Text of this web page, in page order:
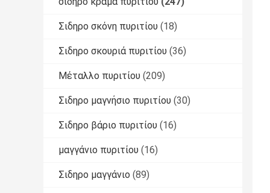
Σιδηρο σκόνη πυριτίου (18)
Σιδηρο σκουριά πυριτίου (36)
Μέταλλο πυριτίου (209)
Σιδηρο μαγνήσιο πυριτίου (30)
Σιδηρο βάριο πυριτίου (16)
μαγγάνιο πυριτίου (16)
Σιδηρο μαγγάνιο (89)